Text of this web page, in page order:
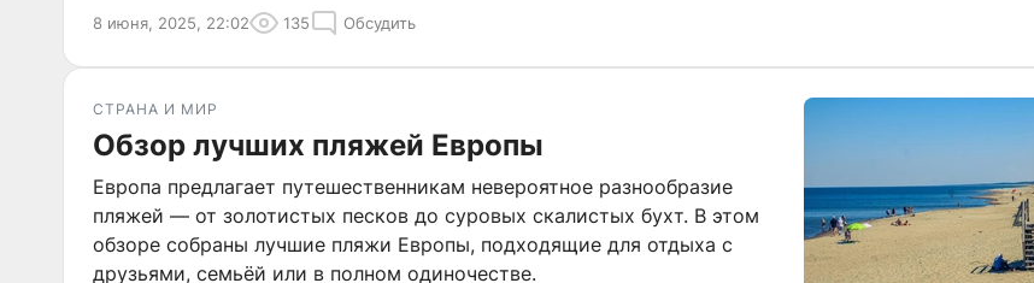
8 июня, 2025, 22:02 135 Обсудить
СТРАНА И МИР
Обзор лучших пляжей Европы
Европа предлагает путешественникам невероятное разнообразие
пляжей — от золотистых песков до суровых скалистых бухт. В этом
обзоре собраны лучшие пляжи Европы, подходящие для отдыха с
друзьями, семьёй или в полном одиночестве.